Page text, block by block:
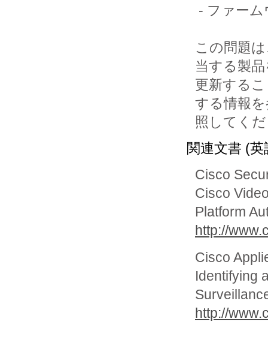
この問題
当する製
更新する
する情報
照してく
関連文書 (英
Cisco
Cisco
Platform
http://
Cisco
Identifying
http://